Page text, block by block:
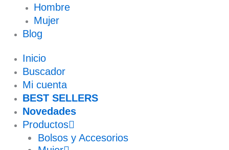
Hombre
Mujer
Blog
Inicio
Buscador
Mi cuenta
BEST SELLERS
Novedades
Productos
Bolsos y Accesorios